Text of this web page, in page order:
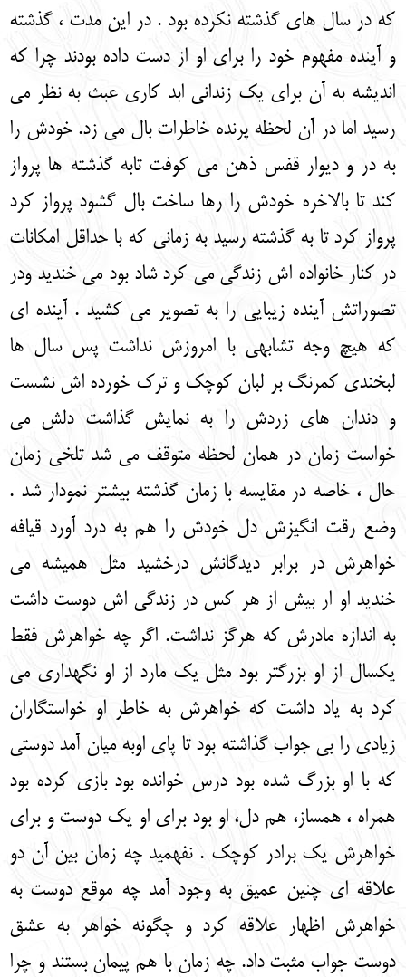
که در سال های گذشته نکرده بود . در این مدت ، گذشته
و آینده مفهوم خود را برای او از دست داده بودند چرا که
اندیشه به آن برای یک زندانی ابد کاری عبث به نظر می
رسید اما در آن لحظه پرنده خاطرات بال می زد. خودش را
به در و دیوار قفس ذهن می کوفت تابه گذشته ها پرواز
کند تا بالاخره خودش را رها ساخت بال گشود پرواز کرد
پرواز کرد تا به گذشته رسید به زمانی که با حداقل امکانات
در کنار خانواده اش زندگی می کرد شاد بود می خندید ودر
تصوراتش آینده زیبایی را به تصویر می کشید . آینده ای
که هیچ وجه تشابهی با امروزش نداشت پس سال ها
لبخندی کمرنگ بر لبان کوچک و ترک خورده اش نشست
و دندان های زردش را به نمایش گذاشت دلش می
خواست زمان در همان لحظه متوقف می شد تلخی زمان
حال ، خاصه در مقایسه با زمان گذشته بیشتر نمودار شد .
وضع رقت انگیزش دل خودش را هم به درد آورد قیافه
خواهرش در برابر دیدگانش درخشید مثل همیشه می
خندید او ار بیش از هر کس در زندگی اش دوست داشت
به اندازه مادرش که هرگز نداشت. اگر چه خواهرش فقط
یکسال از او بزرگتر بود مثل یک مارد از او نگهداری می
کرد به یاد داشت که خواهرش به خاطر او خواستگاران
زیادی را بی جواب گذاشته بود تا پای اوبه میان آمد دوستی
که با او بزرگ شده بود درس خوانده بود بازی کرده بود
همراه ، همساز، هم دل، او بود برای او یک دوست و برای
خواهرش یک برادر کوچک . نفهمید چه زمان بین آن دو
علاقه ای چنین عمیق به وجود آمد چه موقع دوست به
خواهرش اظهار علاقه کرد و چگونه خواهر به عشق
دوست جواب مثبت داد. چه زمان با هم پیمان بستند و چرا